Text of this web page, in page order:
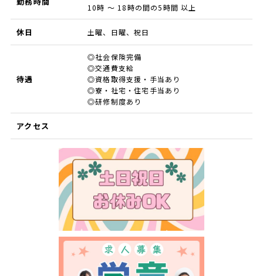
10時 ～ 18時の間の5時間 以上
休日 土曜、日曜、祝日
待遇
◎社会保険完備
◎交通費支給
◎資格取得支援・手当あり
◎寮・社宅・住宅手当あり
◎研修制度あり
アクセス